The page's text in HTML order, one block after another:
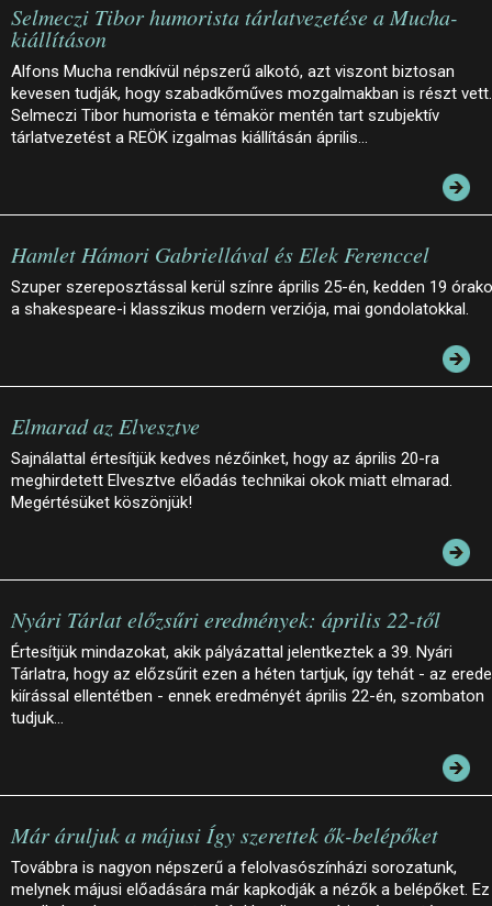
Selmeczi Tibor humorista tárlatvezetése a Mucha-
kiállításon
Alfons Mucha rendkívül népszerű alkotó, azt viszont biztosan
kevesen tudják, hogy szabadkőműves mozgalmakban is részt vett.
Selmeczi Tibor humorista e témakör mentén tart szubjektív
tárlatvezetést a REÖK izgalmas kiállításán április…
Hamlet Hámori Gabriellával és Elek Ferenccel
Szuper szereposztással kerül színre április 25-én, kedden 19
a shakespeare-i klasszikus modern verziója, mai gondolatokkal.
Elmarad az Elvesztve
Sajnálattal értesítjük kedves nézőinket, hogy az április 20-ra
meghirdetett Elvesztve előadás technikai okok miatt elmarad.
Megértésüket köszönjük!
Nyári Tárlat előzsűri eredmények: április 22-től
Értesítjük mindazokat, akik pályázattal jelentkeztek a 39. Nyári
Tárlatra, hogy az előzsűrit ezen a héten tartjuk, így tehát - az
kiírással ellentétben - ennek eredményét április 22-én, szombaton
tudjuk…
Már áruljuk a májusi Így szerettek ők-belépőket
Továbbra is nagyon népszerű a felolvasószínházi sorozatunk,
melynek májusi előadására már kapkodják a nézők a belépőket. Ez